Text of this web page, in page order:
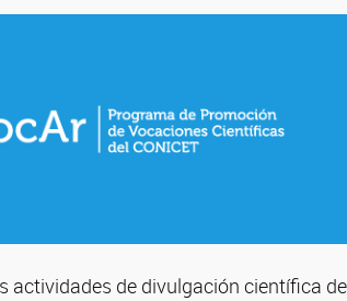
actividades de divulgación científica